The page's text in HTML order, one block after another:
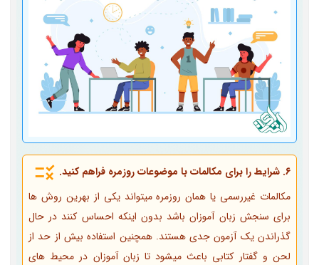
6. شرایط را برای مکالمات با موضوعات روزمره فراهم کنید.
مکالمات غیررسمی یا همان روزمره میتواند یکی از بهرین روش ها
برای سنجش زبان آموزان باشد بدون اینکه احساس کنند در حال
گذراندن یک آزمون جدی هستند. همچنین استفاده بیش از حد از
لحن و گفتار کتابی باعث می­شود تا زبان آموزان در محیط ­های